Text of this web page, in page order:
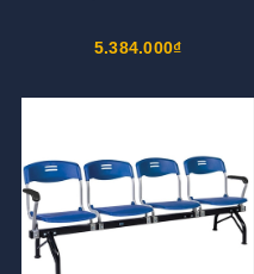
5.384.000₫